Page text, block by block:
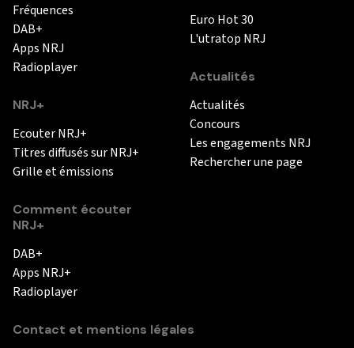
Fréquences
DAB+
Apps NRJ
Radioplayer
NRJ+
Ecouter NRJ+
Titres diffusés sur NRJ+
Grille et émissions
Comment écouter
NRJ+
DAB+
Apps NRJ+
Radioplayer
Euro Hot 30
L'utratop NRJ
Actualités
Actualités
Concours
Les engagements NRJ
Rechercher une page
Contact et mentions légales